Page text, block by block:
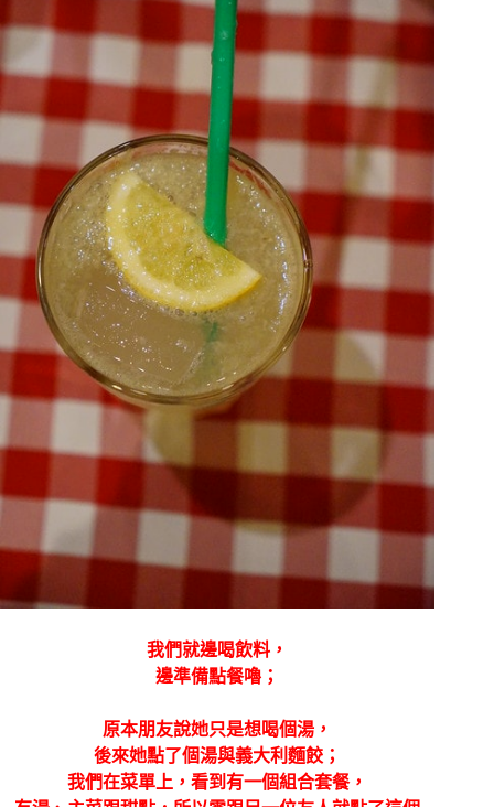
我們就邊喝飲料，
邊準備點餐嚕；
原本朋友說她只是想喝個湯，
後來她點了個湯與義大利麵餃；
我們在菜單上，看到有一個組合套餐，